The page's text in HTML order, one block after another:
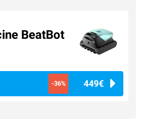
BeatBot
-36% 449€